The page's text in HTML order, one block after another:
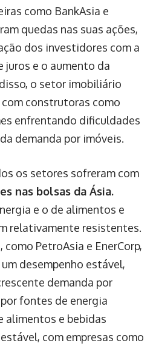
como BankAsia e
quedas nas suas ações,
dos investidores com a
juros e o aumento da
o setor imobiliário
construtoras como
enfrentando dificuldades
demanda por imóveis.
os setores sofreram com
nas bolsas da Ásia.
e o de alimentos e
relativamente resistentes.
como PetroAsia e EnerCorp,
desempenho estável,
demanda por
fontes de energia
alimentos e bebidas
com empresas como